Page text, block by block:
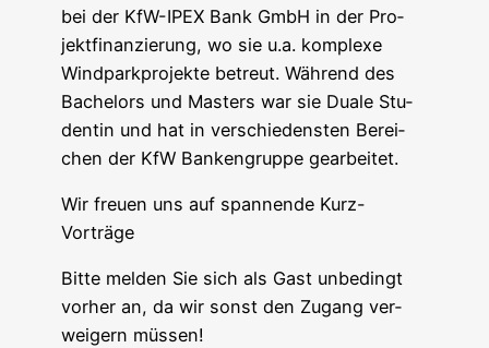
bei der KfW-IPEX Bank GmbH in der Pro­
jekt­fi­nan­zie­rung, wo sie u.a. kom­ple­xe
Wind­park­pro­jek­te betreut. Wäh­rend des
Bache­lors und Mas­ters war sie Dua­le Stu­
den­tin und hat in ver­schie­dens­ten Berei­
chen der KfW Ban­ken­grup­pe gearbeitet.
Wir freu­en uns auf span­nen­de Kurz-
Vorträge
Bit­te mel­den Sie sich als Gast unbe­dingt
vor­her an, da wir sonst den Zugang ver­
wei­gern müssen!